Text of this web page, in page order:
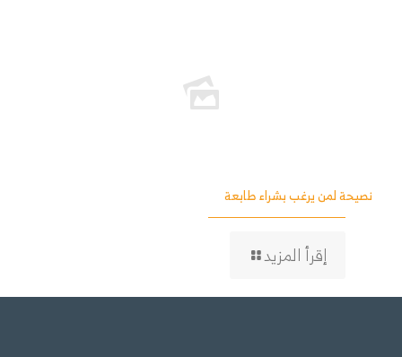
نصيحة لمن يرغب بشراء طابعة
إقرأ المزيد